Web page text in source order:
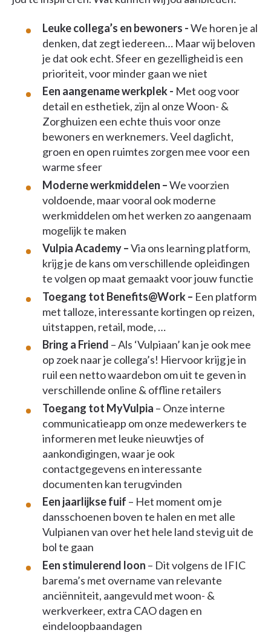
Leuke collega’s en bewoners -We horen je al
denken, dat zegt iedereen… Maar wij beloven
je dat ook echt. Sfeer en gezelligheid is een
prioriteit, voor minder gaan we niet
Een aangename werkplek - Met oog voor
detail en esthetiek, zijn al onze Woon- &
Zorghuizen een echte thuis voor onze
bewoners en werknemers. Veel daglicht,
groen en open ruimtes zorgen mee voor een
warme sfeer
Moderne werkmiddelen –We voorzien
voldoende, maar vooral ook moderne
werkmiddelen om het werken zo aangenaam
mogelijk te maken
Vulpia Academy –Via ons learning platform,
krijg je de kans om verschillende opleidingen
te volgen op maat gemaakt voor jouw functie
Toegang tot Benefits@Work – Een platform
met talloze, interessante kortingen op reizen,
uitstappen, retail, mode, …
Bring a Friend – Als ‘Vulpiaan’ kan je ook mee
op zoek naar je collega’s! Hiervoor krijg je in
ruil een netto waardebon om uit te geven in
verschillende online & offline retailers
Toegang tot MyVulpia – Onze interne
communicatieapp om onze medewerkers te
informeren met leuke nieuwtjes of
aankondigingen, waar je ook
contactgegevens en interessante
documenten kan terugvinden
Een jaarlijkse fuif – Het moment om je
dansschoenen boven te halen en met alle
Vulpianen van over het hele land stevig uit de
bol te gaan
Een stimulerend loon – Dit volgens de IFIC
barema’s met overname van relevante
anciënniteit, aangevuld met woon- &
werkverkeer, extra CAO dagen en
eindeloopbaandagen